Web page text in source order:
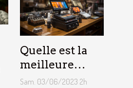
Quelle est la
meilleure
solution
Sam. 03/06/2023 2h